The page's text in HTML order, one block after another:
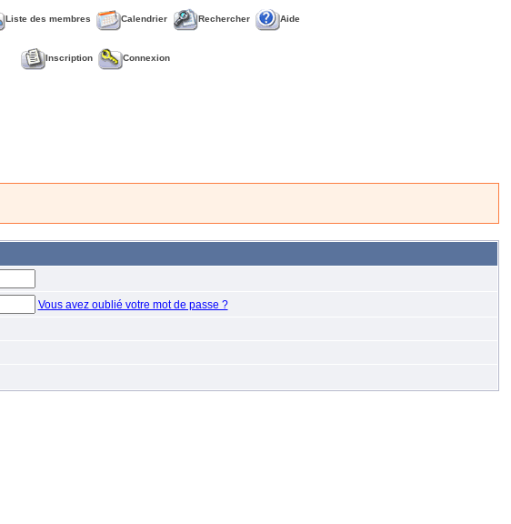
Liste des membres Calendrier Rechercher Aide
Inscription Connexion
Vous avez oublié votre mot de passe ?